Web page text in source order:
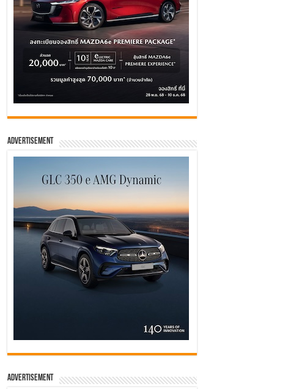
Advertisement
Advertisement